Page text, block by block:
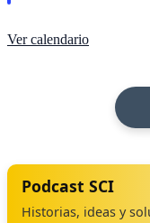
Ver calendario
Podcast SCI
Historias, ideas y